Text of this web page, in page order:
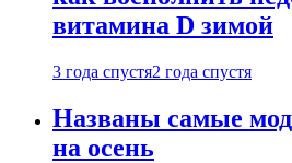
витамина D зимой
3 года спустя2 года спустя
Названы самые
на осень